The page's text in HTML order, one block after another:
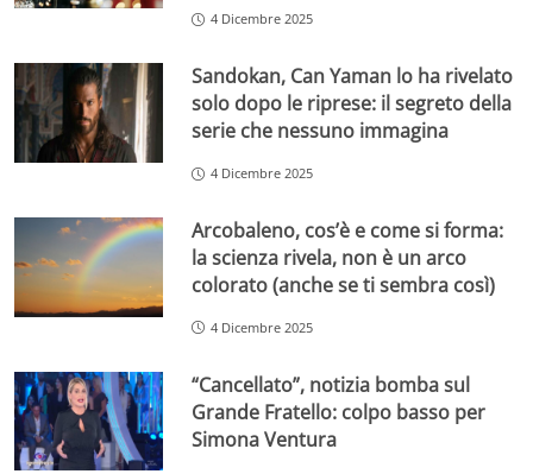
4 Dicembre 2025
Sandokan, Can Yaman lo ha rivelato
solo dopo le riprese: il segreto della
serie che nessuno immagina
4 Dicembre 2025
Arcobaleno, cos’è e come si forma:
la scienza rivela, non è un arco
colorato (anche se ti sembra così)
4 Dicembre 2025
“Cancellato”, notizia bomba sul
Grande Fratello: colpo basso per
Simona Ventura